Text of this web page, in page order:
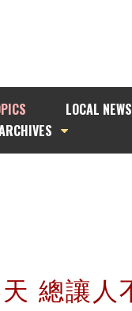
LOCAL NEWS
總讓人